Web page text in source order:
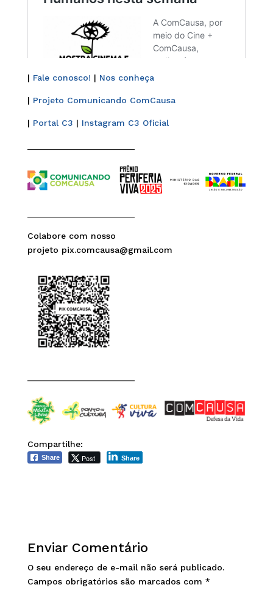
| Fale conosco! | Nos conheça
| Projeto Comunicando ComCausa
| Portal C3 | Instagram C3 Oficial
Colabore com nosso
projeto pix.comcausa@gmail.com
Compartilhe:
Share Post Share
Enviar Comentário
O seu endereço de e-mail não será publicado.
Campos obrigatórios são marcados com *